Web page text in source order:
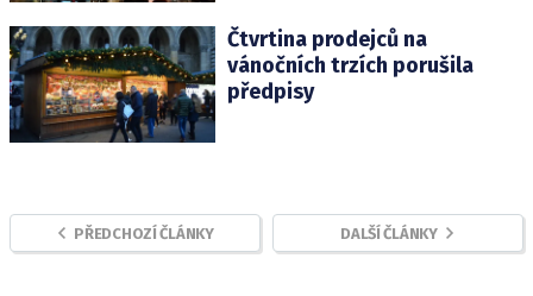
Čtvrtina prodejců na
vánočních trzích porušila
předpisy
PŘEDCHOZÍ ČLÁNKY DALŠÍ ČLÁNKY